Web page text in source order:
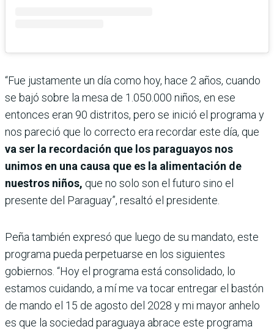
“Fue justamente un día como hoy, hace 2 años, cuando
se bajó sobre la mesa de 1.050.000 niños, en ese
entonces eran 90 distritos, pero se inició el programa y
nos pareció que lo correcto era recordar este día, que
va ser la recordación que los paraguayos nos
unimos en una causa que es la alimentación de
nuestros niños, que no solo son el futuro sino el
presente del Paraguay”, resaltó el presidente.
Peña también expresó que luego de su mandato, este
programa pueda perpetuarse en los siguientes
gobiernos. “Hoy el programa está consolidado, lo
estamos cuidando, a mí me va tocar entregar el bastón
de mando el 15 de agosto del 2028 y mi mayor anhelo
es que la sociedad paraguaya abrace este programa